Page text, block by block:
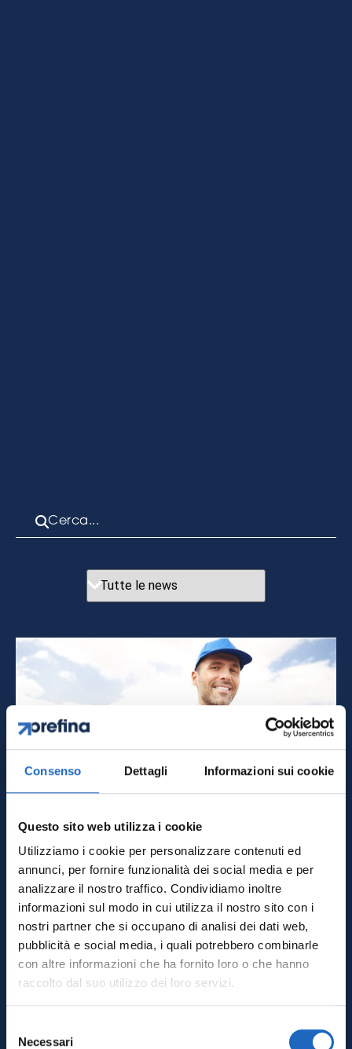
Consenso Dettagli Informazioni sui cookie
Questo sito web utilizza i cookie
Utilizziamo i cookie per personalizzare contenuti ed
annunci, per fornire funzionalità dei social media e per
analizzare il nostro traffico. Condividiamo inoltre
informazioni sul modo in cui utilizza il nostro sito con i
nostri partner che si occupano di analisi dei dati web,
pubblicità e social media, i quali potrebbero combinarle
con altre informazioni che ha fornito loro o che hanno
raccolto dal suo utilizzo dei loro servizi.
delNecessari
Incentivi per
agricoltori 2026: PSR
(CSR), Inail e
agrivoltaico